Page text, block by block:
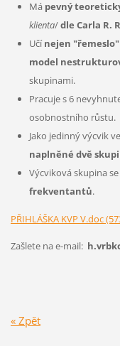
Má pevný
klienta/dle Carla R.
Učínejen "řemeslo"
model
skupinami.
Pracuje s 6
osobnostního růstu.
Jako jedinný výcvik
naplněné dvě
Výcviková skupina
frekventantů.
PŘIHLÁŠKA KVP V.doc
Zašlete na e-mail:
« Zpět